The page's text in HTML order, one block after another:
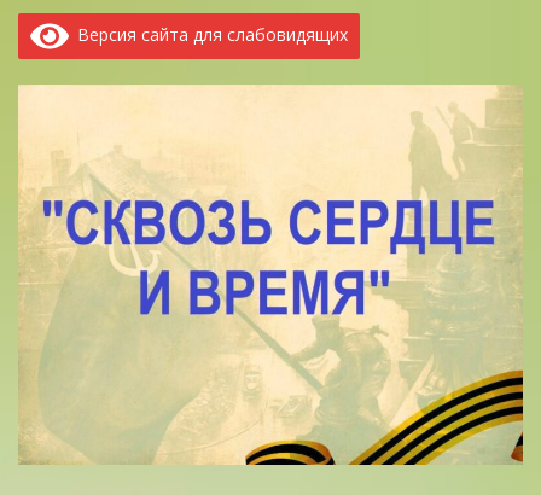
Версия сайта для слабовидящих